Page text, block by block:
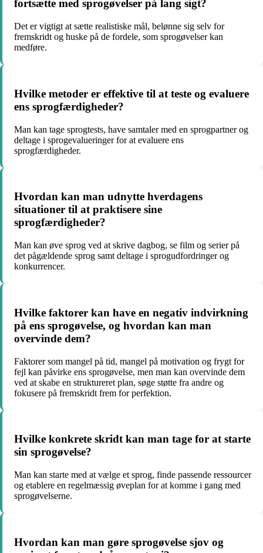
fortsætte med sprogøvelser på lang sigt?
Det er vigtigt at sætte realistiske mål, belønne sig selv for
fremskridt og huske på de fordele, som sprogøvelser kan
medføre.
Hvilke metoder er effektive til at teste og evaluere
ens sprogfærdigheder?
Man kan tage sprogtests, have samtaler med en sprogpartner og
deltage i sprogevalueringer for at evaluere ens
sprogfærdigheder.
Hvordan kan man udnytte hverdagens
situationer til at praktisere sine
sprogfærdigheder?
Man kan øve sprog ved at skrive dagbog, se film og serier på
det pågældende sprog samt deltage i sprogudfordringer og
konkurrencer.
Hvilke faktorer kan have en negativ indvirkning
på ens sprogøvelse, og hvordan kan man
overvinde dem?
Faktorer som mangel på tid, mangel på motivation og frygt for
fejl kan påvirke ens sprogøvelse, men man kan overvinde dem
ved at skabe en struktureret plan, søge støtte fra andre og
fokusere på fremskridt frem for perfektion.
Hvilke konkrete skridt kan man tage for at starte
sin sprogøvelse?
Man kan starte med at vælge et sprog, finde passende ressourcer
og etablere en regelmæssig øveplan for at komme i gang med
sprogøvelserne.
Hvordan kan man gøre sprogøvelse sjov og